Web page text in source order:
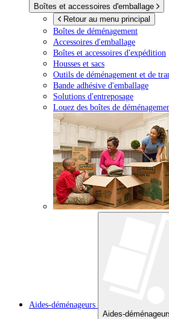
Boîtes et accessoires d'emballage
Retour au menu principal
Boîtes de déménagement
Accessoires d'emballage
Boîtes et accessoires d'expédition
Housses et sacs
Outils de déménagement et de
Bande adhésive d'emballage
Solutions d'entreposage
Louez des boîtes de
Aides-déménageurs
Aides-